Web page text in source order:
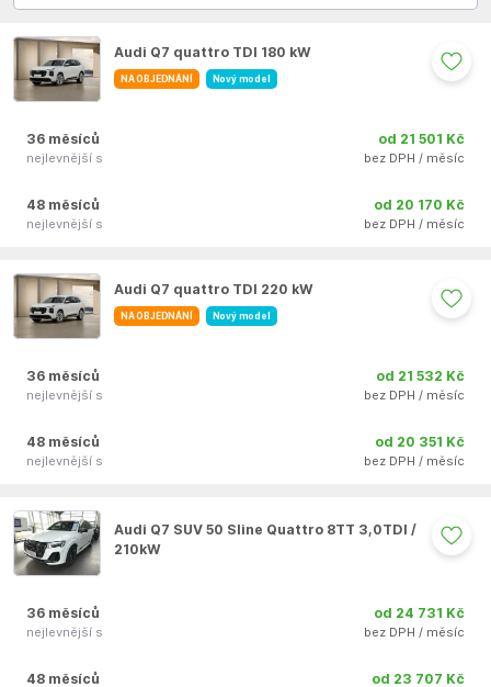
Audi Q7 quattro TDI 180 kW
NA OBJEDNÁNÍ Nový model
36 měsíců
nejlevnější s
od 21 501 Kč
bez DPH / měsíc
48 měsíců
nejlevnější s
od 20 170 Kč
bez DPH / měsíc
Audi Q7 quattro TDI 220 kW
NA OBJEDNÁNÍ Nový model
36 měsíců
nejlevnější s
od 21 532 Kč
bez DPH / měsíc
48 měsíců
nejlevnější s
od 20 351 Kč
bez DPH / měsíc
Audi Q7 SUV 50 Sline Quattro 8TT 3,0TDI /
210kW
36 měsíců
nejlevnější s
od 24 731 Kč
bez DPH / měsíc
48 měsíců od 23 707 Kč